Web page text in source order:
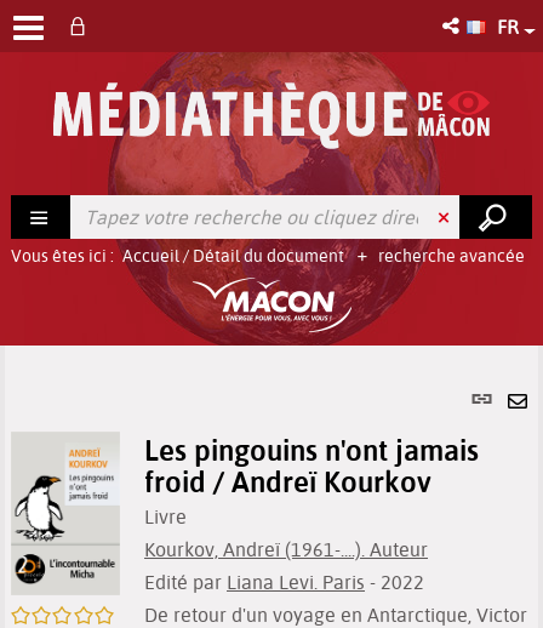
FR
recherche avancée
Vous êtes ici : Accueil/ Détail du document
Lien
/5
Les pingouins n'ont jamais
froid / Andreï Kourkov
Livre
Kourkov, Andreï (1961-....). Auteur
Edité par Liana Levi. Paris - 2022
De retour d'un voyage en Antarctique, Victor